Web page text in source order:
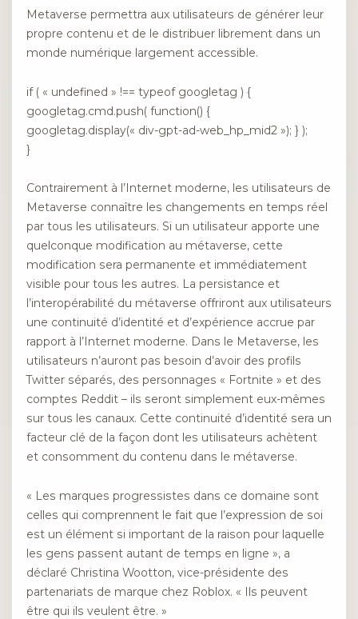
Metaverse permettra aux utilisateurs de générer leur
propre contenu et de le distribuer librement dans un
monde numérique largement accessible.
if ( « undefined » !== typeof googletag ) {
googletag.cmd.push( function() {
googletag.display(« div-gpt-ad-web_hp_mid2 »); } );
}
Contrairement à l’Internet moderne, les utilisateurs de
Metaverse connaître les changements en temps réel
par tous les utilisateurs. Si un utilisateur apporte une
quelconque modification au métaverse, cette
modification sera permanente et immédiatement
visible pour tous les autres. La persistance et
l’interopérabilité du métaverse offriront aux utilisateurs
une continuité d’identité et d’expérience accrue par
rapport à l’Internet moderne. Dans le Metaverse, les
utilisateurs n’auront pas besoin d’avoir des profils
Twitter séparés, des personnages « Fortnite » et des
comptes Reddit – ils seront simplement eux-mêmes
sur tous les canaux. Cette continuité d’identité sera un
facteur clé de la façon dont les utilisateurs achètent
et consomment du contenu dans le métaverse.
« Les marques progressistes dans ce domaine sont
celles qui comprennent le fait que l’expression de soi
est un élément si important de la raison pour laquelle
les gens passent autant de temps en ligne », a
déclaré Christina Wootton, vice-présidente des
partenariats de marque chez Roblox. « Ils peuvent
être qui ils veulent être. »